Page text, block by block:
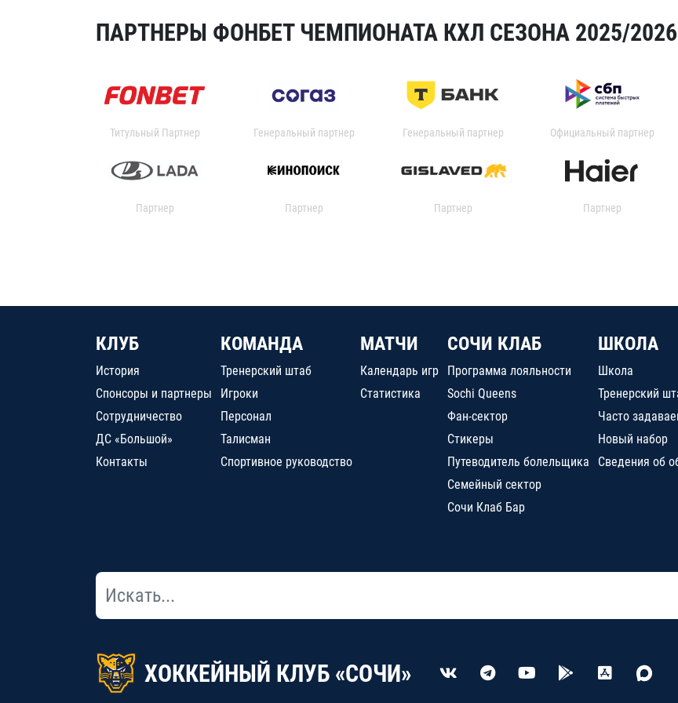
ПАРТНЕРЫ ФОНБЕТ ЧЕМПИОНАТА КХЛ СЕЗОНА 2025/2026
Титульный Партнер Генеральный партнер Генеральный партнер Официальный партнер
Партнер Партнер Партнер Партнер
КЛУБ
История
Спонсоры и партнеры
Сотрудничество
ДС «Большой»
Контакты
КОМАНДА
Тренерский штаб
Игроки
Персонал
Талисман
Спортивное руководство
МАТЧИ
Календарь игр
Статистика
СОЧИ КЛАБ
Программа лояльности
Sochi Queens
Фан-сектор
Стикеры
Путеводитель болельщика
Семейный сектор
Сочи Клаб Бар
ШКОЛА
Школа
Тренерский
Часто
Новый набор
Сведения об
ХОККЕЙНЫЙ КЛУБ «СОЧИ»